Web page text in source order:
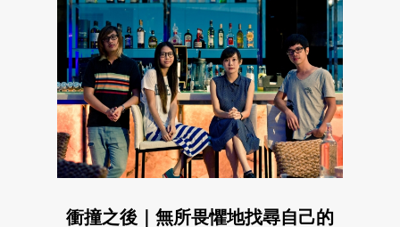
衝撞之後｜無所畏懼地找尋自己的